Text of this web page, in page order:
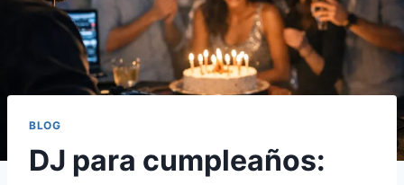
BLOG
DJ para cumpleaños: